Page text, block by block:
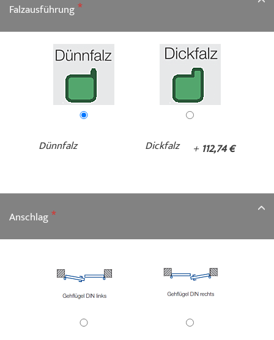
Falzausführung
Dünnfalz Dickfalz + 112,74 €
Anschlag